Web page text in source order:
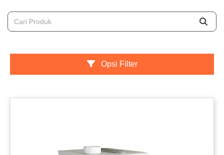
Opsi Filter